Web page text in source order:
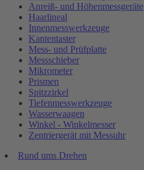
Anreiß- und Höhenmessgeräte
Haarlineal
Innenmesswerkzeuge
Kantentaster
Mess- und Prüfplatte
Messschieber
Mikrometer
Prismen
Spitzzirkel
Tiefenmesswerkzeuge
Wasserwaagen
Winkel - Winkelmesser
Zentriergerät mit Messuhr
Rund ums Drehen